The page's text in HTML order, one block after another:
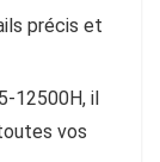
précis et
12500H, il
vos